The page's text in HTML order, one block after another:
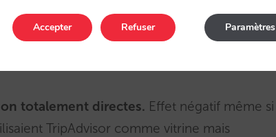
ce transfert de réservations entre les canaux,
vente directe par rapport à celle des
totalement directes. Effet négatif même si
TripAdvisor comme vitrine mais
Accepter Paramètres
Refuser